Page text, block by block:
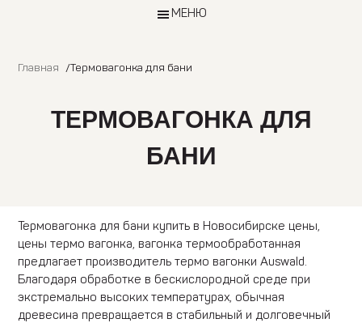
МЕНЮ
Главная Термовагонка для бани
ТЕРМОВАГОНКА ДЛЯ
БАНИ
Термовагонка для бани купить в Новосибирске цены,
цены термо вагонка, вагонка термообработанная
предлагает производитель термо вагонки Auswald.
Благодаря обработке в бескислородной среде при
экстремально высоких температурах, обычная
древесина превращается в стабильный и долговечный